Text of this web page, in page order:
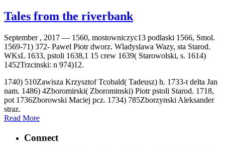
Tales from the riverbank
September , 2017 — 1560, mostowniczyc13 podlaski 1566, Smol.
1569-71) 372- Pawel Piotr dworz. Wladyslawa Wazy, sta Starod.
WKsL 1633, pstoli 1638,1 15 crew 1639( Starowolski, s. 1614)
1452Trzcinski: n 974)12.
1740) 510Zawisza Krzysztof Tcobald( Tadeusz) h. 1733-t delta Jan
nam. 1486) 4Zboromirski( Zborominski) Piotr pstoli Starod. 1718,
pot 1736Zborowski Maciej pcz. 1734) 785Zborzynski Aleksander
straz.
Read More
Connect